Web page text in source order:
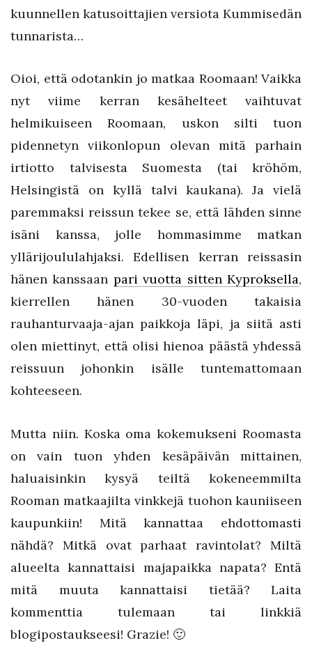
kuunnellen katusoittajien versiota Kummisedän
tunnarista…
Oioi, että odotankin jo matkaa Roomaan! Vaikka
nyt viime kerran kesähelteet vaihtuvat
helmikuiseen Roomaan, uskon silti tuon
pidennetyn viikonlopun olevan mitä parhain
irtiotto talvisesta Suomesta (tai kröhöm,
Helsingistä on kyllä talvi kaukana). Ja vielä
paremmaksi reissun tekee se, että lähden sinne
isäni kanssa, jolle hommasimme matkan
yllärijoululahjaksi. Edellisen kerran reissasin
hänen kanssaan pari vuotta sitten Kyproksella,
kierrellen hänen 30-vuoden takaisia
rauhanturvaaja-ajan paikkoja läpi, ja siitä asti
olen miettinyt, että olisi hienoa päästä yhdessä
reissuun johonkin isälle tuntemattomaan
kohteeseen.
Mutta niin. Koska oma kokemukseni Roomasta
on vain tuon yhden kesäpäivän mittainen,
haluaisinkin kysyä teiltä kokeneemmilta
Rooman matkaajilta vinkkejä tuohon kauniiseen
kaupunkiin! Mitä kannattaa ehdottomasti
nähdä? Mitkä ovat parhaat ravintolat? Miltä
alueelta kannattaisi majapaikka napata? Entä
mitä muuta kannattaisi tietää? Laita
kommenttia tulemaan tai linkkiä
blogipostaukseesi! Grazie! 🙂